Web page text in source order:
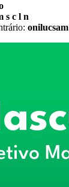
s c l n
onilucsam